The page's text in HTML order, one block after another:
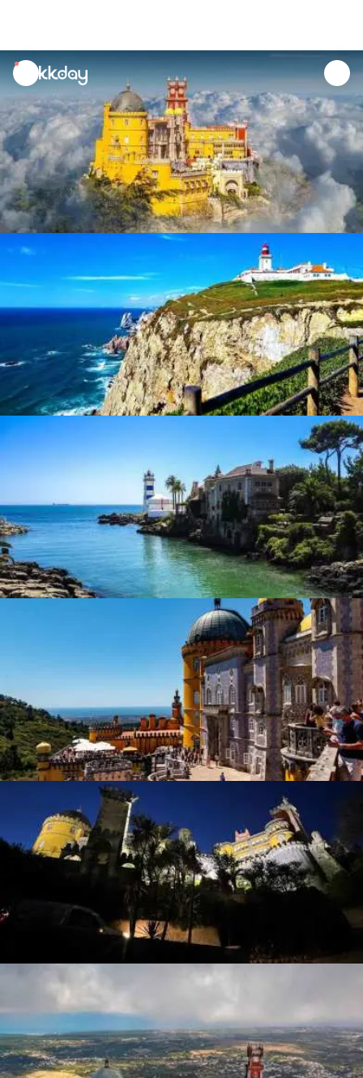
unread
notifications